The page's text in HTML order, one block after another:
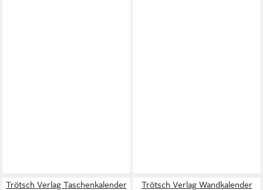
Trötsch Verlag Taschenkalender
Trötsch Verlag Wandkalender